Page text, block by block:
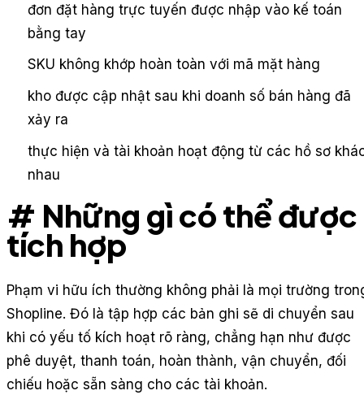
đơn đặt hàng trực tuyến được nhập vào kế toán
bằng tay
SKU không khớp hoàn toàn với mã mặt hàng
kho được cập nhật sau khi doanh số bán hàng đã
xảy ra
thực hiện và tài khoản hoạt động từ các hồ sơ
nhau
# Những gì có thể được
tích hợp
Phạm vi hữu ích thường không phải là mọi trường
Shopline. Đó là tập hợp các bản ghi sẽ di chuyển sau
khi có yếu tố kích hoạt rõ ràng, chẳng hạn như được
phê duyệt, thanh toán, hoàn thành, vận chuyển, đối
chiếu hoặc sẵn sàng cho các tài khoản.